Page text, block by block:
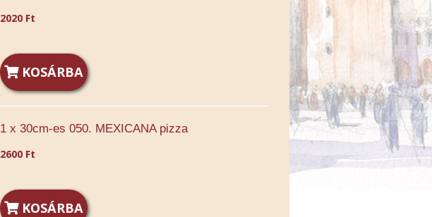
2020 Ft
KOSÁRBA
1 x 30cm-es 050. MEXICANA pizza
2600 Ft
KOSÁRBA